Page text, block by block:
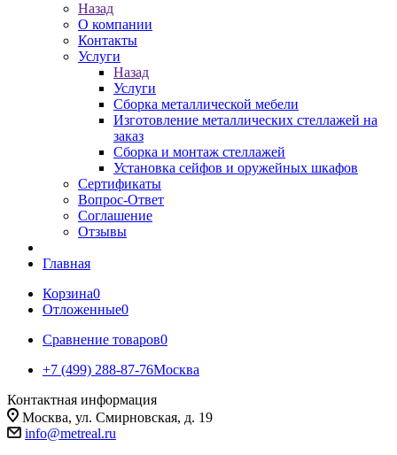
Назад
О компании
Контакты
Услуги
Назад
Услуги
Сборка металлической мебели
Изготовление металлических стеллажей на
заказ
Сборка и монтаж стеллажей
Установка сейфов и оружейных шкафов
Сертификаты
Вопрос-Ответ
Соглашение
Отзывы
Главная
Корзина0
Отложенные0
Сравнение товаров0
+7 (499) 288-87-76Москва
Контактная информация
Москва, ул. Смирновская, д. 19
info@metreal.ru